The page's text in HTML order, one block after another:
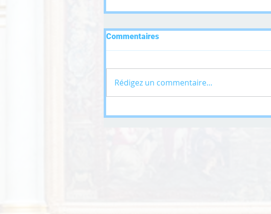
Commentaires
Rédigez un commentaire...